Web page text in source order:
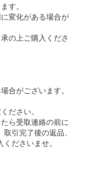
す。
変化がある場合が
の上ご購入くださ
合がございます。
ださい。
ら受取連絡の前に
引完了後の返品、
ださいませ。